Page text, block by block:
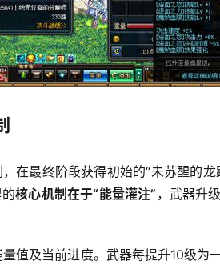
在最终阶段获得初始的“未苏醒的
核心机制在于“能量灌注” ，武器升
值及当前进度。武器每提升10级为一